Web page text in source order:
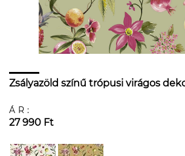
Zsályazöld színű trópusi virágos
ÁR:
27 990 Ft